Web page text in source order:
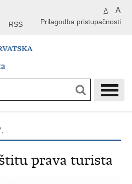
A A
Prilagodba pristupačnosti
RSS
prava turista